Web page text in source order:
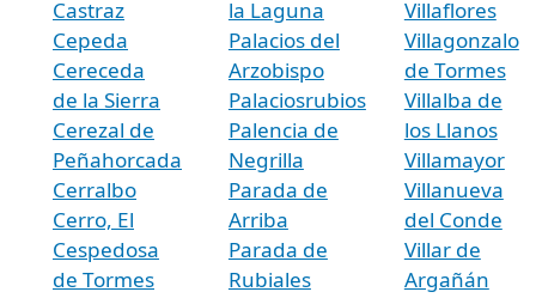
Castraz
Cepeda
Cereceda
de la Sierra
Cerezal de
Peñahorcada
Cerralbo
Cerro, El
Cespedosa
de Tormes
la Laguna
Palacios del
Arzobispo
Palaciosrubios
Palencia de
Negrilla
Parada de
Arriba
Parada de
Rubiales
Villaflores
Villagonzalo
de Tormes
Villalba de
los Llanos
Villamayor
Villanueva
del Conde
Villar de
Argañán